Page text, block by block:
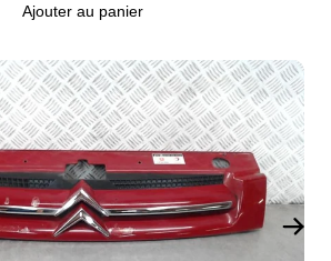
Ajouter au panier